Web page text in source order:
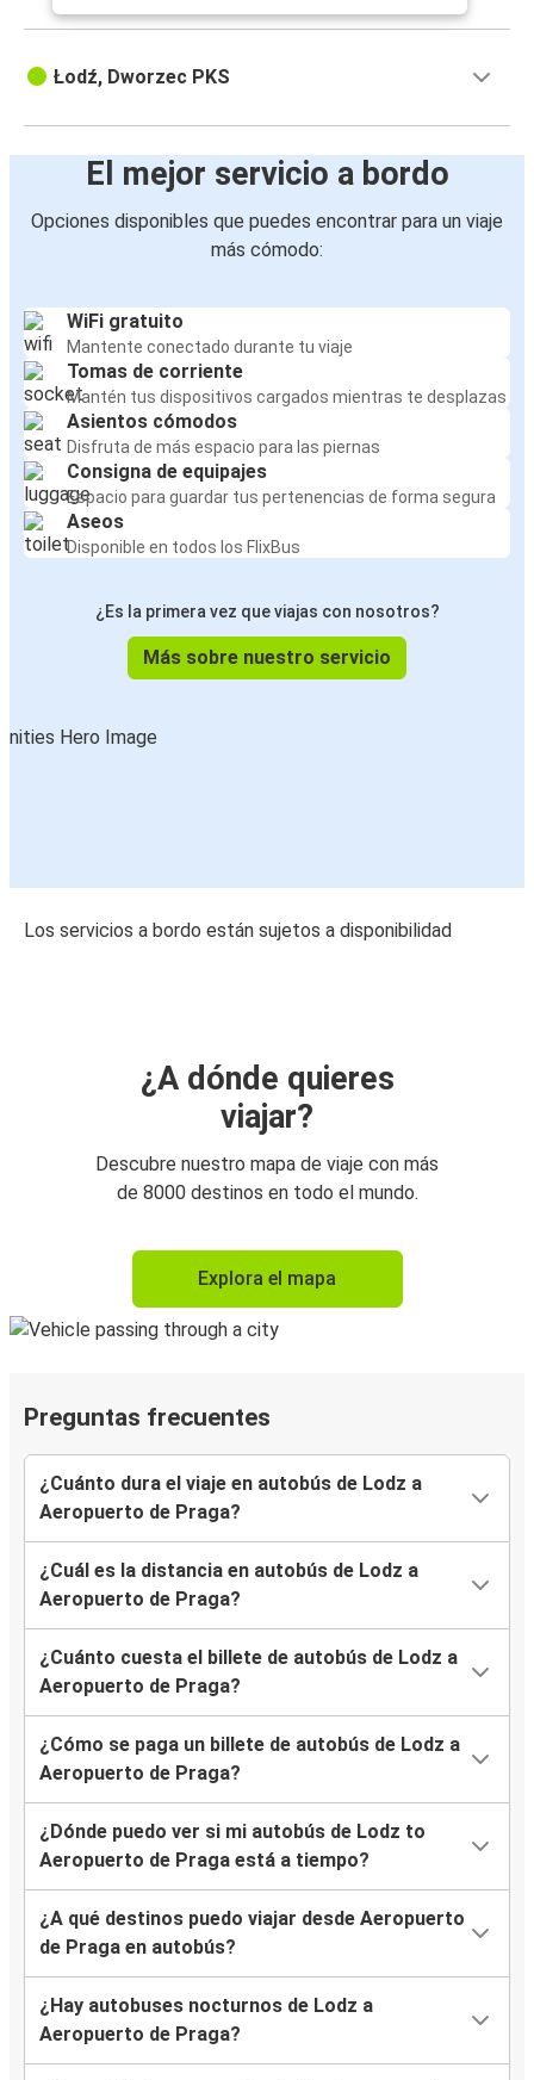
Łodź, Dworzec PKS
El mejor servicio a bordo
Opciones disponibles que puedes encontrar para un viaje
más cómodo:
WiFi gratuito
Mantente conectado durante tu viaje
Tomas de corriente
Mantén tus dispositivos cargados mientras te desplazas
Asientos cómodos
Disfruta de más espacio para las piernas
Consigna de equipajes
Espacio para guardar tus pertenencias de forma segura
Aseos
Disponible en todos los FlixBus
¿Es la primera vez que viajas con nosotros?
Más sobre nuestro servicio
Los servicios a bordo están sujetos a disponibilidad
¿A dónde quieres
viajar?
Descubre nuestro mapa de viaje con más
de 8000 destinos en todo el mundo.
Explora el mapa
Preguntas frecuentes
¿Cuánto dura el viaje en autobús de Lodz a
Aeropuerto de Praga?
¿Cuál es la distancia en autobús de Lodz a
Aeropuerto de Praga?
¿Cuánto cuesta el billete de autobús de Lodz a
Aeropuerto de Praga?
¿Cómo se paga un billete de autobús de Lodz a
Aeropuerto de Praga?
¿Dónde puedo ver si mi autobús de Lodz to
Aeropuerto de Praga está a tiempo?
¿A qué destinos puedo viajar desde Aeropuerto
de Praga en autobús?
¿Hay autobuses nocturnos de Lodz a
Aeropuerto de Praga?